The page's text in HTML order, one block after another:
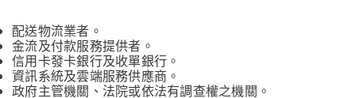
配送物流業者。
金流及付款服務提供者。
信用卡發卡銀行及收單銀行。
資訊系統及雲端服務供應商。
政府主管機關、法院或依法有調查權之機關。